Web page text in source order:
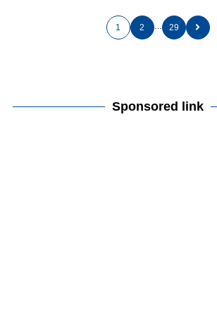
1 2 … 29
Sponsored link